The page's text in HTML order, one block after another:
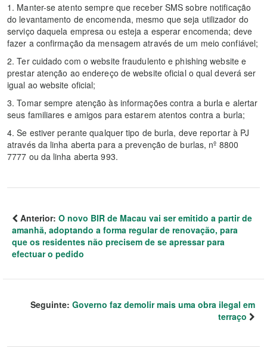
1. Manter-se atento sempre que receber SMS sobre notificação
do levantamento de encomenda, mesmo que seja utilizador do
serviço daquela empresa ou esteja a esperar encomenda; deve
fazer a confirmação da mensagem através de um meio confiável;
2. Ter cuidado com o website fraudulento e phishing website e
prestar atenção ao endereço de website oficial o qual deverá ser
igual ao website oficial;
3. Tomar sempre atenção às informações contra a burla e alertar
seus familiares e amigos para estarem atentos contra a burla;
4. Se estiver perante qualquer tipo de burla, deve reportar à PJ
através da linha aberta para a prevenção de burlas, nº 8800
7777 ou da linha aberta 993.
Anterior: O novo BIR de Macau vai ser emitido a partir de
amanhã, adoptando a forma regular de renovação, para
que os residentes não precisem de se apressar para
efectuar o pedido
Seguinte: Governo faz demolir mais uma obra ilegal em
terraço